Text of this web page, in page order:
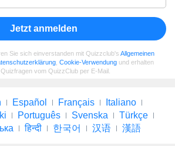
Jetzt anmelden
Sie sich einverstanden mit Quizzclub's Allgemeinen
Cookie-Verwendung und erhalten
vom QuizzClub per E-Mail.
Español Français
Italiano
Português Svenska
Türkçe
हिन्दी 한국어 汉语 漢語